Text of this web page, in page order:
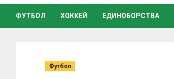
ФУТБОЛ ХОККЕЙ ЕДИНОБОРСТВА
Футбол